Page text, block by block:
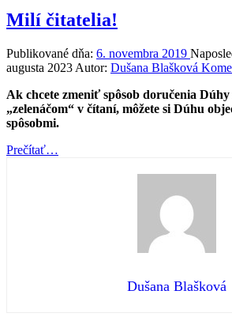
Milí čitatelia!
Publikované dňa: 6. novembra 2019
augusta 2023 Autor: Dušana Blašková
Ak chcete zmeniť spôsob doručenia Dúhy
„zelenáčom“ v čítaní, môžete si Dúhu
spôsobmi.
Prečítať“Milí
…
Dušana Blašková